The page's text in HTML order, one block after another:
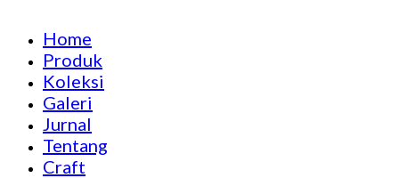
Home
Produk
Koleksi
Galeri
Jurnal
Tentang
Craft